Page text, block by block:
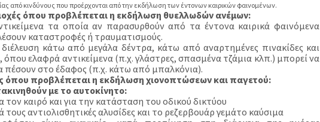
από κινδύνους που προέρχονται από την εκδήλωση των έντονων καιρικών φαινομένων.
όπου προβλέπεται η εκδήλωση θυελλωδών ανέμων:
τα οποία αν παρασυρθούν από τα έντονα καιρικά φαινόμενα
καταστροφές ή τραυματισμούς.
κάτω από μεγάλα δέντρα, κάτω από αναρτημένες πινακίδες και
όπου ελαφρά αντικείμενα (π.χ. γλάστρες, σπασμένα τζάμια κλπ.) μπορεί να
πέσουν στο έδαφος (π.χ. κάτω από μπαλκόνια).
όπου προβλέπεται η εκδήλωση χιονοπτώσεων και παγετού:
με το αυτοκίνητο:
τον καιρό και για την κατάσταση του οδικού δικτύου
αντιολισθητικές αλυσίδες και το ρεζερβουάρ γεμάτο καύσιμα